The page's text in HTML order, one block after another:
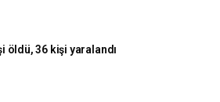
öldü, 36 kişi yaralandı